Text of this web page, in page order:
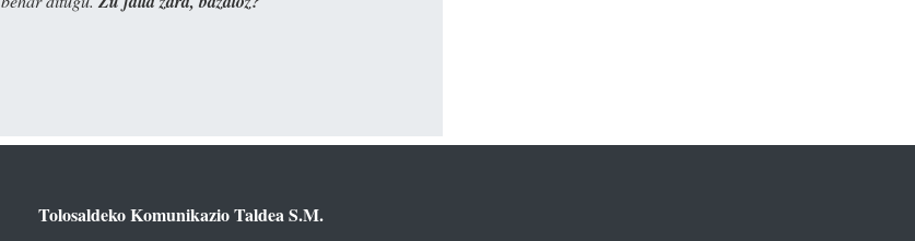
Tolosaldeko Komunikazio Taldea S.M.